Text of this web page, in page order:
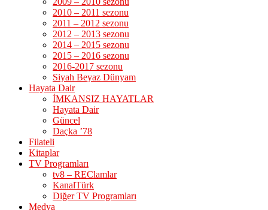
2010 – 2011 sezonu
2011 – 2012 sezonu
2012 – 2013 sezonu
2014 – 2015 sezonu
2015 – 2016 sezonu
2016-2017 sezonu
Siyah Beyaz Dünyam
Hayata Dair
İMKANSIZ HAYATLAR
Hayata Dair
Güncel
Daçka ’78
Filateli
Kitaplar
TV Programları
tv8 – REClamlar
KanalTürk
Diğer TV Programları
Medya